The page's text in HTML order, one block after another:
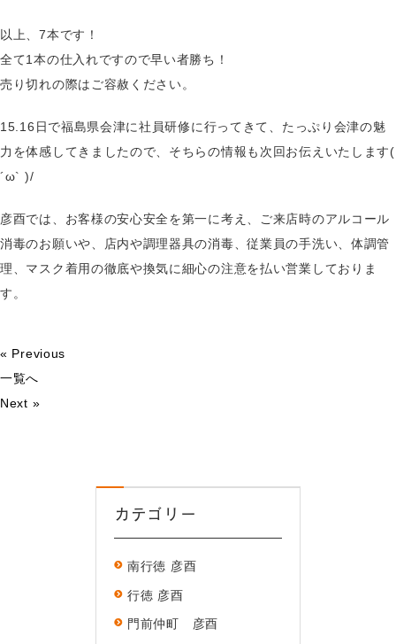
以上、7本です！
全て1本の仕入れですので早い者勝ち！
売り切れの際はご容赦ください。
15.16日で福島県会津に社員研修に行ってきて、たっぷり会津の魅
力を体感してきましたので、そちらの情報も次回お伝えいたします(
´ω` )/
彦酉では、お客様の安心安全を第一に考え、ご来店時のアルコール
消毒のお願いや、店内や調理器具の消毒、従業員の手洗い、体調管
理、マスク着用の徹底や換気に細心の注意を払い営業しておりま
す。
« Previous
一覧へ
Next »
カテゴリー
南行徳 彦酉
行徳 彦酉
門前仲町 彦酉